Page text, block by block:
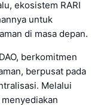
ekosistem RARI
untuk
di masa depan.
berkomitmen
berpusat pada
Melalui